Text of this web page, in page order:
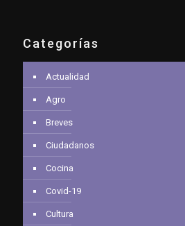
Categorías
Actualidad
Agro
Breves
Ciudadanos
Cocina
Covid-19
Cultura